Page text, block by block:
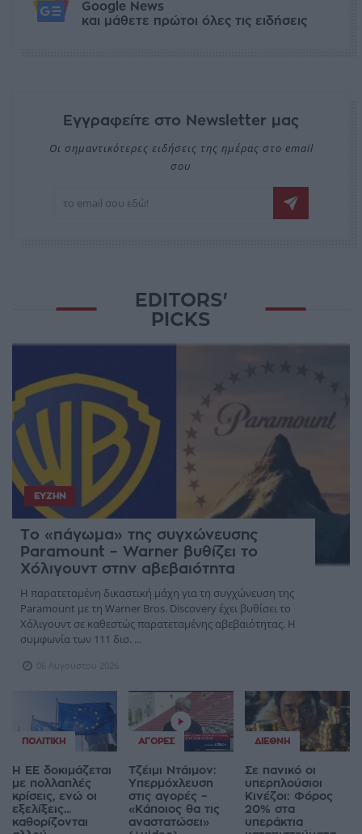
Google News
και μάθετε πρώτοι όλες τις ειδήσεις
Εγγραφείτε στο Newsletter μας
Οι σημαντικότερες ειδήσεις της ημέρας στο email
σου
EDITORS'
PICKS
ΕΥΖΗΝ
Το «πάγωμα» της συγχώνευσης
Paramount – Warner βυθίζει το
Χόλιγουντ στην αβεβαιότητα
Η παρατεταμένη δικαστική μάχη για τη συγχώνευση της
Paramount με τη Warner Bros. Discovery έχει βυθίσει το
Χόλιγουντ σε καθεστώς παρατεταμένης αβεβαιότητας. Η
συμφωνία των 111 δισ. ...
06 Αυγούστου 2026
ΠΟΛΙΤΙΚΉ
Η ΕΕ δοκιμάζεται
με πολλαπλές
κρίσεις, ενώ οι
εξελίξεις...
καθορίζονται
ΑΓΟΡΈΣ
Τζέιμι Ντάιμον:
Υπερμόχλευση
στις αγορές –
«Κάποιος θα τις
αναστατώσει»
ΔΙΕΘΝΉ
Σε πανικό οι
υπερπλούσιοι
Κινέζοι: Φόρος
20% στα
υπεράκτια